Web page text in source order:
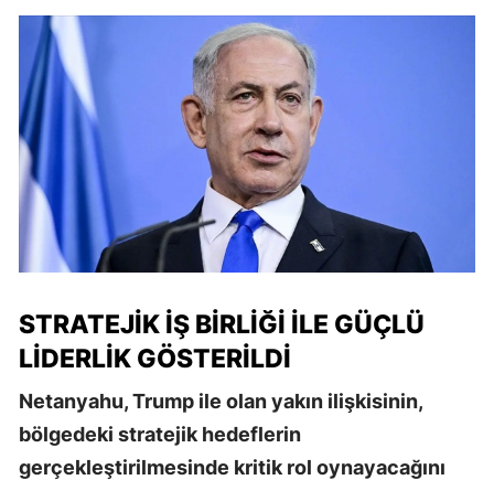
STRATEJIK İŞ BIRLIĞI ILE GÜÇLÜ
LIDERLIK GÖSTERILDI
Netanyahu, Trump ile olan yakın ilişkisinin,
bölgedeki stratejik hedeflerin
gerçekleştirilmesinde kritik rol oynayacağını